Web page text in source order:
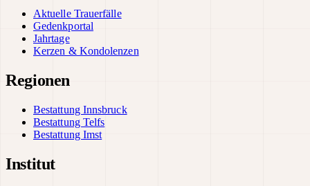
Aktuelle Trauerfälle
Gedenkportal
Jahrtage
Kerzen & Kondolenzen
Regionen
Bestattung Innsbruck
Bestattung Telfs
Bestattung Imst
Institut